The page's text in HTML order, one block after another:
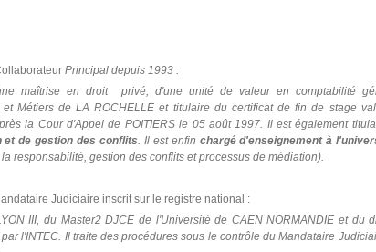
Principal depuis 1993 :
maîtrise en droit privé, d'une unité de valeur en comptabilité
Métiers de LA ROCHELLE et titulaire du certificat de fin de stage
la Cour d'Appel de POITIERS le 05 août 1997. Il est également
et de gestion des conflits. Il est enfin chargé d'enseignement à
responsabilité, gestion des conflits et processus de médiation).
Judiciaire inscrit sur le registre national :
III, du Master2 DJCE de l'Université de CAEN NORMANDIE et du
l'INTEC. Il traite des procédures sous le contrôle du Mandataire